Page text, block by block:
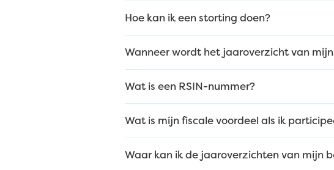
Hoe kan ik een storting doen?
Wanneer wordt het jaaroverzicht van
Wat is een RSIN-nummer?
Wat is mijn fiscale voordeel als ik
Waar kan ik de jaaroverzichten van mijn